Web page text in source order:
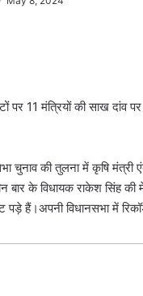
11 मंत्रियों की साख दांव पर
चुनाव की तुलना में कृषि
के विधायक राकेश सिंह की
हैं।अपनी विधानसभा में